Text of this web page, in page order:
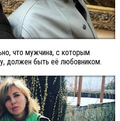
что мужчина, с которым
должен быть её любовником.